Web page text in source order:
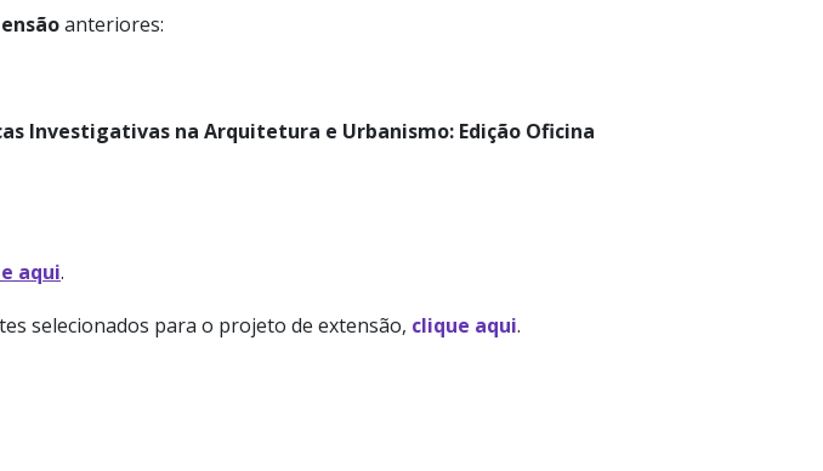
anteriores:
Investigativas na Arquitetura e Urbanismo: Edição Oficina
aqui.
selecionados para o projeto de extensão, clique aqui.